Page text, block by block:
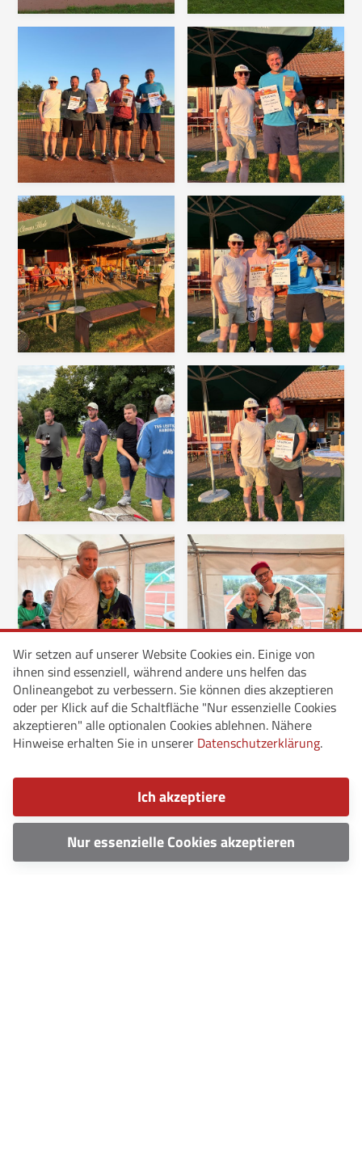
Wir setzen auf unserer Website Cookies ein. Einige von
ihnen sind essenziell, während andere uns helfen das
Onlineangebot zu verbessern. Sie können dies akzeptieren
oder per Klick auf die Schaltfläche "Nur essenzielle Cookies
akzeptieren" alle optionalen Cookies ablehnen. Nähere
Hinweise erhalten Sie in unserer Datenschutzerklärung.
Ich akzeptiere
Nur essenzielle Cookies akzeptieren